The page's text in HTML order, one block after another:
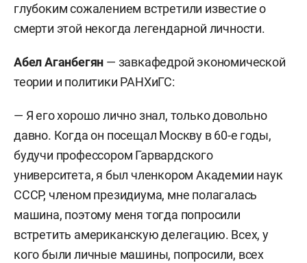
глубоким сожалением встретили известие о
смерти этой некогда легендарной личности.
Абел Аганбегян — завкафедрой экономической
теории и политики РАНХиГС:
— Я его хорошо лично знал, только довольно
давно. Когда он посещал Москву в 60-е годы,
будучи профессором Гарвардского
университета, я был членкором Академии наук
СССР, членом президиума, мне полагалась
машина, поэтому меня тогда попросили
встретить американскую делегацию. Всех, у
кого были личные машины, попросили, всех